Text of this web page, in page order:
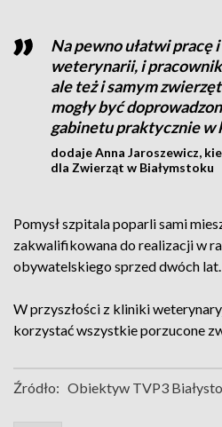
Na pewno ułatwi pracę
weterynarii, i
ale też i samym
mogły być
gabinetu praktycznie w
dodaje Anna Jaroszewicz,
dla Zwierząt w Białymstoku
Pomysł szpitala poparli sami
zakwalifikowana do realizacji w
obywatelskiego sprzed dwóch lat.
W przyszłości z kliniki
korzystać wszystkie porzucone
Źródło: Obiektyw TVP3